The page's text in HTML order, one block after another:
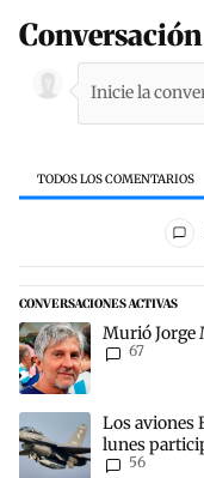
Conversación
TODOS LOS COMENTARIOS
Todos los
CONVERSACIONES ACTIVAS
Este listado muestra
Un artículo deMurió Jorge
67
Un artículo deLos aviones
lunes
Aérea
56